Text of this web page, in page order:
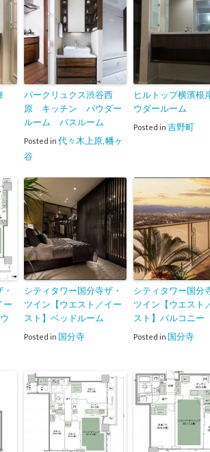
パークリュクス渋谷西
原 キッチン パウダー
ルーム バスルーム
Posted in 代々木上原 幡ヶ
谷
ヒルトップ横濱
ウダールーム
Posted in 吉野町
ー
シティタワー国分寺ザ・
ツイン【ウエスト／イー
スト】ベッドルーム
Posted in 国分寺
シティタワー国分
ツイン【ウエスト
スト】バルコニー
Posted in 国分寺